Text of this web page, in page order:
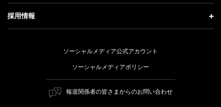
ガバナンス
人材戦略
経営方針
個人投資家の皆さまへ
株式と社債について
サステナビリティ トップ
トップメッセージ
ESG方針・体制
マテリアリティ（重要課題）
採用情報
障がい者採用
ソーシャルメディア公式アカウント
ソーシャルメディアポリシー
報道関係者の皆さまからのお問い合わせ